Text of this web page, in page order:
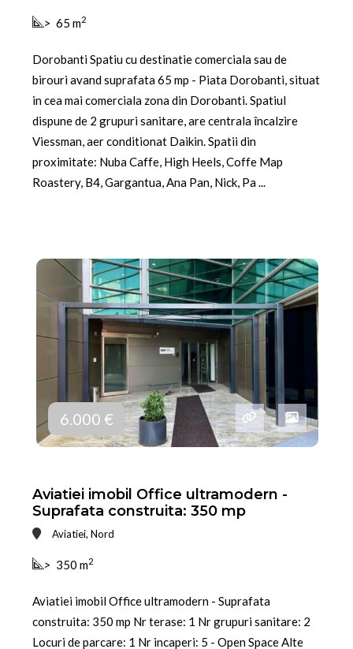
> 65 m2
Dorobanti Spatiu cu destinatie comerciala sau de
birouri avand suprafata 65 mp - Piata Dorobanti, situat
in cea mai comerciala zona din Dorobanti. Spatiul
dispune de 2 grupuri sanitare, are centrala încalzire
Viessman, aer conditionat Daikin. Spatii din
proximitate: Nuba Caffe, High Heels, Coffe Map
Roastery, B4, Gargantua, Ana Pan, Nick, Pa ...
6.000 €
Aviatiei imobil Office ultramodern -
Suprafata construita: 350 mp
Aviatiei, Nord
> 350 m2
Aviatiei imobil Office ultramodern - Suprafata
construita: 350 mp Nr terase: 1 Nr grupuri sanitare: 2
Locuri de parcare: 1 Nr incaperi: 5 - Open Space Alte